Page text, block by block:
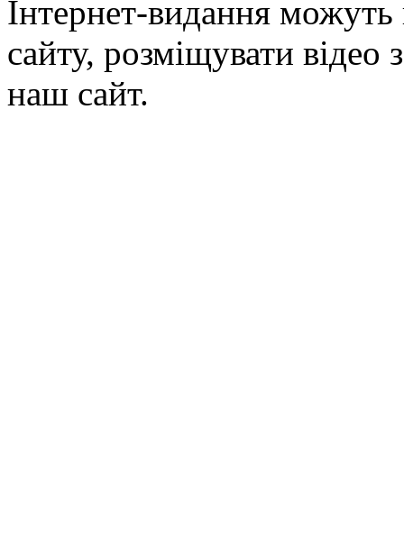
Інтернет-видання можуть
сайту, розміщувати відео
наш сайт.